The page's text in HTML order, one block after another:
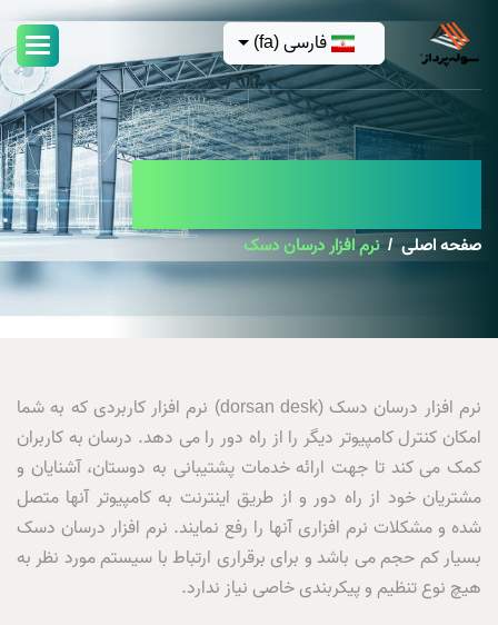
فارسی (fa)
صفحه اصلی نرم افزار درسان دسک
نرم افزار درسان دسک (dorsan desk) نرم افزار کاربردی که به شما
امکان کنترل کامپیوتر دیگر را از راه دور را می دهد. درسان به کاربران
کمک می کند تا جهت ارائه خدمات پشتیبانی به دوستان، آشنایان و
مشتریان خود از راه دور و از طریق اینترنت به کامپیوتر آنها متصل
شده و مشکلات نرم افزاری آنها را رفع نمایند. نرم افزار درسان دسک
بسیار کم حجم می باشد و برای برقراری ارتباط با سیستم مورد نظر به
هیچ نوع تنظیم و پیکربندی خاصی نیاز ندارد.